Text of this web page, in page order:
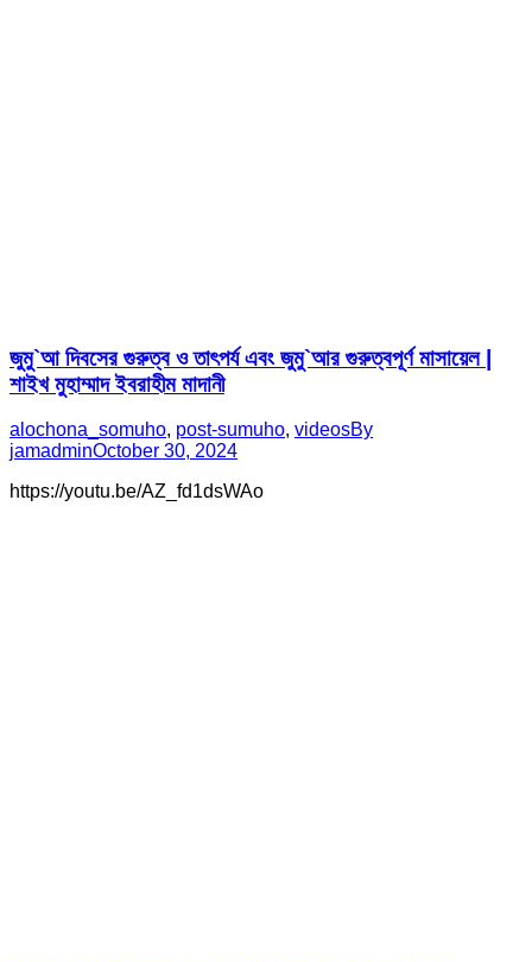
জুমু`আ দিবসের গুরুত্ব ও তাৎপর্য এবং জুমু`আর গুরুত্বপূর্ণ মাসায়েল |
শাইখ মুহাম্মাদ ইবরাহীম মাদানী
alochona_somuho, post-sumuho, videosBy
jamadminOctober 30, 2024
https://youtu.be/AZ_fd1dsWAo